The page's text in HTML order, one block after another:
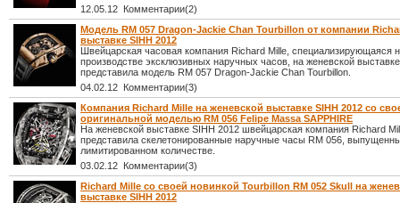
12.05.12 Комментарии(2)
Модель RM 057 Dragon-Jackie Chan Tourbillon от компании
выставке SIHH 2012
Швейцарская часовая компания Richard Mille, специализирующаяся
производстве эксклюзивных наручных часов, на женевской
представила модель RM 057 Dragon-Jackie Chan Tourbillon.
04.02.12 Комментарии(3)
Компания Richard Mille на женевской выставке SIHH 2012 со
оригинальной моделью RM 056 Felipe Massa SAPPHIRE
На женевской выставке SIHH 2012 швейцарская компания Richard
представила скелетонированные наручные часы RM 056,
лимитированном количестве.
03.02.12 Комментарии(3)
Richard Mille со своей новинкой Tourbillon RM 052 Skull на
выставке SIHH 2012